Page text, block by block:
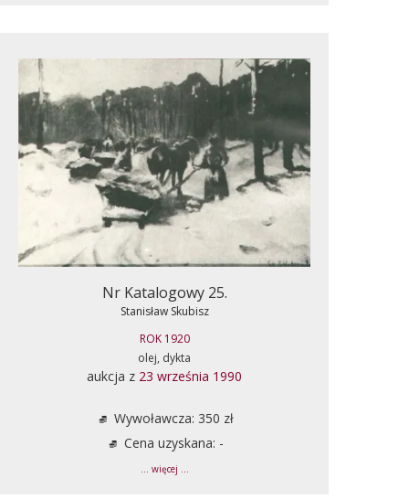
Nr Katalogowy 25.
Stanisław Skubisz
ROK 1920
olej, dykta
aukcja z 23 września 1990
Wywoławcza: 350 zł
Cena uzyskana: -
... więcej ...